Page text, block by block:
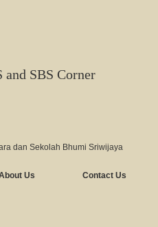
and SBS Corner
dan Sekolah Bhumi Sriwijaya
Us Contact Us